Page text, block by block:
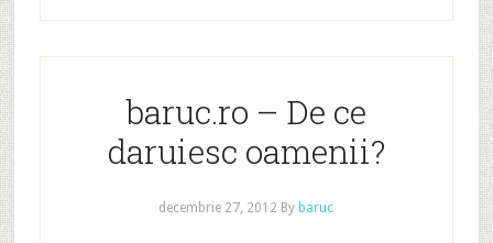
baruc.ro – De ce
daruiesc oamenii?
decembrie 27, 2012 By baruc